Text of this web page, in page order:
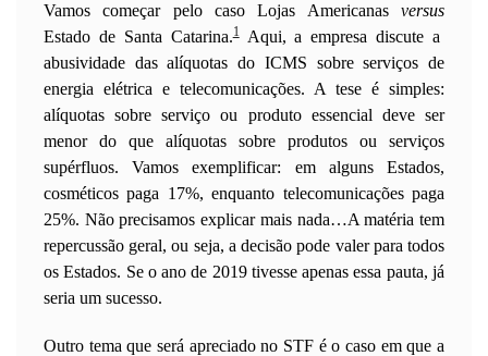
Vamos começar pelo caso Lojas Americanas versus
Estado de Santa Catarina.1Aqui, a empresa discute a
abusividade das alíquotas do ICMS sobre serviços de
energia elétrica e telecomunicações. A tese é simples:
alíquotas sobre serviço ou produto essencial deve ser
menor do que alíquotas sobre produtos ou serviços
supérfluos. Vamos exemplificar: em alguns Estados,
cosméticos paga 17%, enquanto telecomunicações paga
25%. Não precisamos explicar mais nada…A matéria tem
repercussão geral, ou seja, a decisão pode valer para todos
os Estados. Se o ano de 2019 tivesse apenas essa pauta, já
seria um sucesso.
Outro tema que será apreciado no STF é o caso em que a